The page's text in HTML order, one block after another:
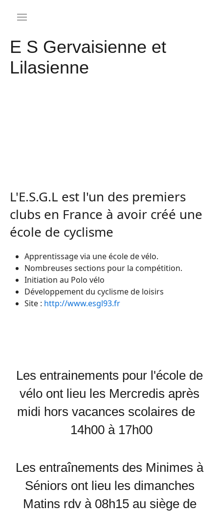
E S Gervaisienne et
Lilasienne
L'E.S.G.L est l'un des premiers
clubs en France à avoir créé une
école de cyclisme
Apprentissage via une école de vélo.
Nombreuses sections pour la compétition.
Initiation au Polo vélo
Développement du cyclisme de loisirs
Site : http://www.esgl93.fr
Les entrainements pour l'école de
vélo ont lieu les Mercredis après
midi hors vacances scolaires de
14h00 à 17h00
Les entraînements des Minimes à
Séniors ont lieu les dimanches
Matins rdv à 08h15 au siège de